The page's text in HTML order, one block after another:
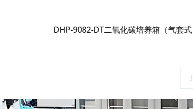
DHP-9082-DT二氧化碳培养箱（气套式